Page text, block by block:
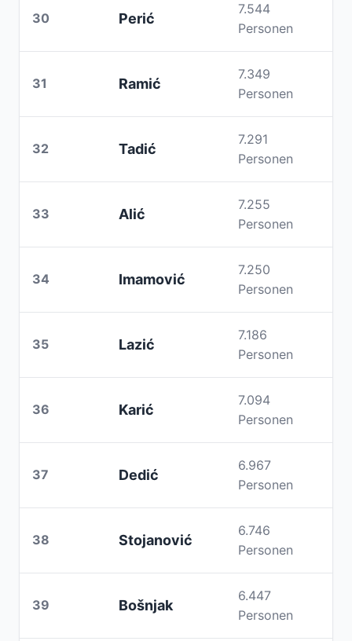
30 Perić
7.544
Personen
31 Ramić
7.349
Personen
32 Tadić
7.291
Personen
33 Alić
7.255
Personen
34 Imamović
7.250
Personen
35 Lazić
7.186
Personen
36 Karić
7.094
Personen
37 Dedić
6.967
Personen
38 Stojanović
6.746
Personen
39 Bošnjak
6.447
Personen